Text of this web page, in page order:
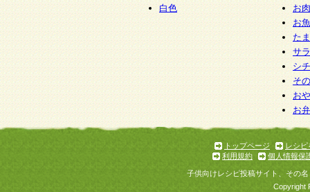
白色
お
お
た
サ
シ
そ
お
お
トップページ
レシピ
利用規約
個人情報保
子供向けレシピ投稿サイト、その
Copyright